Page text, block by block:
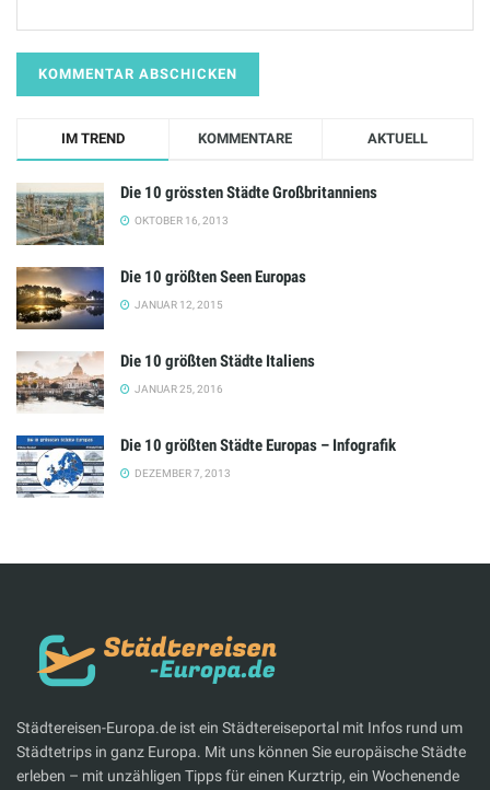
IM TREND KOMMENTARE AKTUELL
Die 10 grössten Städte Großbritanniens
OKTOBER 16, 2013
Die 10 größten Seen Europas
JANUAR 12, 2015
Die 10 größten Städte Italiens
JANUAR 25, 2016
Die 10 größten Städte Europas – Infografik
DEZEMBER 7, 2013
Städtereisen-Europa.de ist ein Städtereiseportal mit Infos rund um
Städtetrips in ganz Europa. Mit uns können Sie europäische Städte
erleben – mit unzähligen Tipps für einen Kurztrip, ein Wochenende